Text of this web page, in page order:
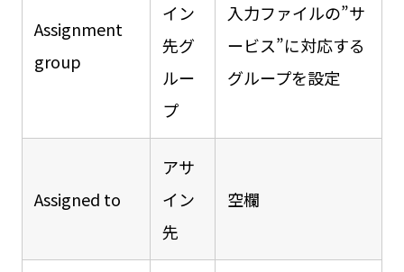
Assignment
group
イン
先グ
ルー
プ
入力ファイルの”サ
ービス”に対応する
グループを設定
Assigned to
アサ
イン
先
空欄